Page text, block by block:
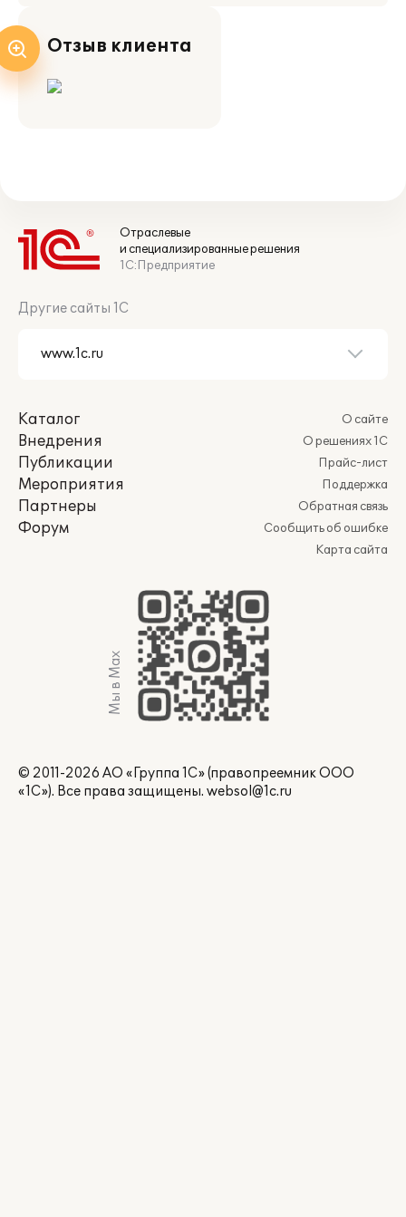
Отзыв клиента
Отраслевые
и специализированные решения
1С:Предприятие
Другие сайты 1С
Каталог
Внедрения
Публикации
Мероприятия
Партнеры
Форум
О сайте
О решениях 1С
Прайс-лист
Поддержка
Обратная связь
Сообщить об ошибке
Карта сайта
Мы в Max
© 2011-2026 АО «Группа 1С» (правопреемник ООО
«1С»). Все права защищены. websol@1c.ru